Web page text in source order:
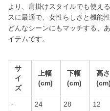
より、肩掛けスタイルでも使え
スに最適で、女性らしさと機能
どんなシーンにもマッチする、
イテムです。
サ
イ
ズ
上幅
(cm)
下幅
(cm)
高さ
(cm)
- 24 28 12